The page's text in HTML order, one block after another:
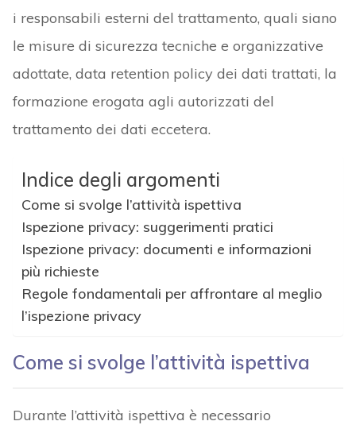
i responsabili esterni del trattamento, quali siano
le misure di sicurezza tecniche e organizzative
adottate, data retention policy dei dati trattati, la
formazione erogata agli autorizzati del
trattamento dei dati eccetera.
Indice degli argomenti
Come si svolge l’attività ispettiva
Ispezione privacy: suggerimenti pratici
Ispezione privacy: documenti e informazioni
più richieste
Regole fondamentali per affrontare al meglio
l’ispezione privacy
Come si svolge l’attività ispettiva
Durante l’attività ispettiva è necessario